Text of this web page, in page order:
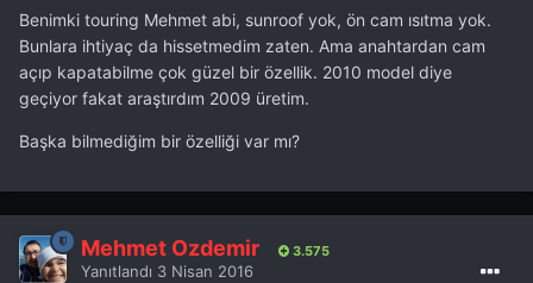
Benimki touring Mehmet abi, sunroof yok, ön cam ısıtma yok.
Bunlara ihtiyaç da hissetmedim zaten. Ama anahtardan cam
açıp kapatabilme çok güzel bir özellik. 2010 model diye
geçiyor fakat araştırdım 2009 üretim.
Başka bilmediğim bir özelliği var mı?
Mehmet Özdemir 3.575
Yanıtlandı 3 Nisan 2016